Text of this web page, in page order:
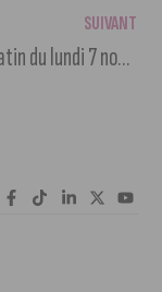
SUIVANT
L’info du matin du lundi 7 novembre 2022